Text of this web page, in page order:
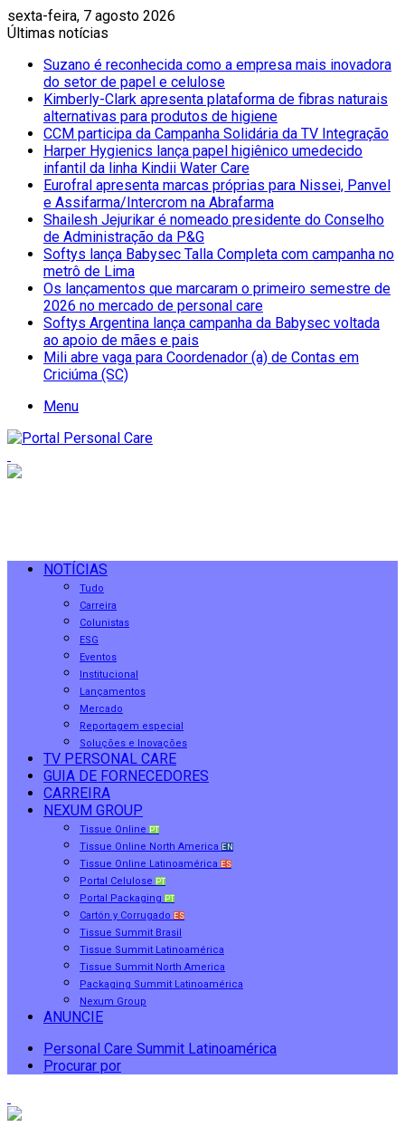
sexta-feira, 7 agosto 2026
Últimas notícias
Suzano é reconhecida como a empresa mais inovadora
do setor de papel e celulose
Kimberly-Clark apresenta plataforma de fibras naturais
alternativas para produtos de higiene
CCM participa da Campanha Solidária da TV Integração
Harper Hygienics lança papel higiênico umedecido
infantil da linha Kindii Water Care
Eurofral apresenta marcas próprias para Nissei, Panvel
e Assifarma/Intercrom na Abrafarma
Shailesh Jejurikar é nomeado presidente do Conselho
de Administração da P&G
Softys lança Babysec Talla Completa com campanha no
metrô de Lima
Os lançamentos que marcaram o primeiro semestre de
2026 no mercado de personal care
Softys Argentina lança campanha da Babysec voltada
ao apoio de mães e pais
Mili abre vaga para Coordenador (a) de Contas em
Criciúma (SC)
Menu
NOTÍCIAS
Tudo
Carreira
Colunistas
ESG
Eventos
Institucional
Lançamentos
Mercado
Reportagem especial
Soluções e Inovações
TV PERSONAL CARE
GUIA DE FORNECEDORES
CARREIRA
NEXUM GROUP
Tissue Online PT
Tissue Online North America EN
Tissue Online Latinoamérica ES
Portal Celulose PT
Portal Packaging PT
Cartón y Corrugado ES
Tissue Summit Brasil
Tissue Summit Latinoamérica
Tissue Summit North America
Packaging Summit Latinoamérica
Nexum Group
ANUNCIE
Personal Care Summit Latinoamérica
Procurar por